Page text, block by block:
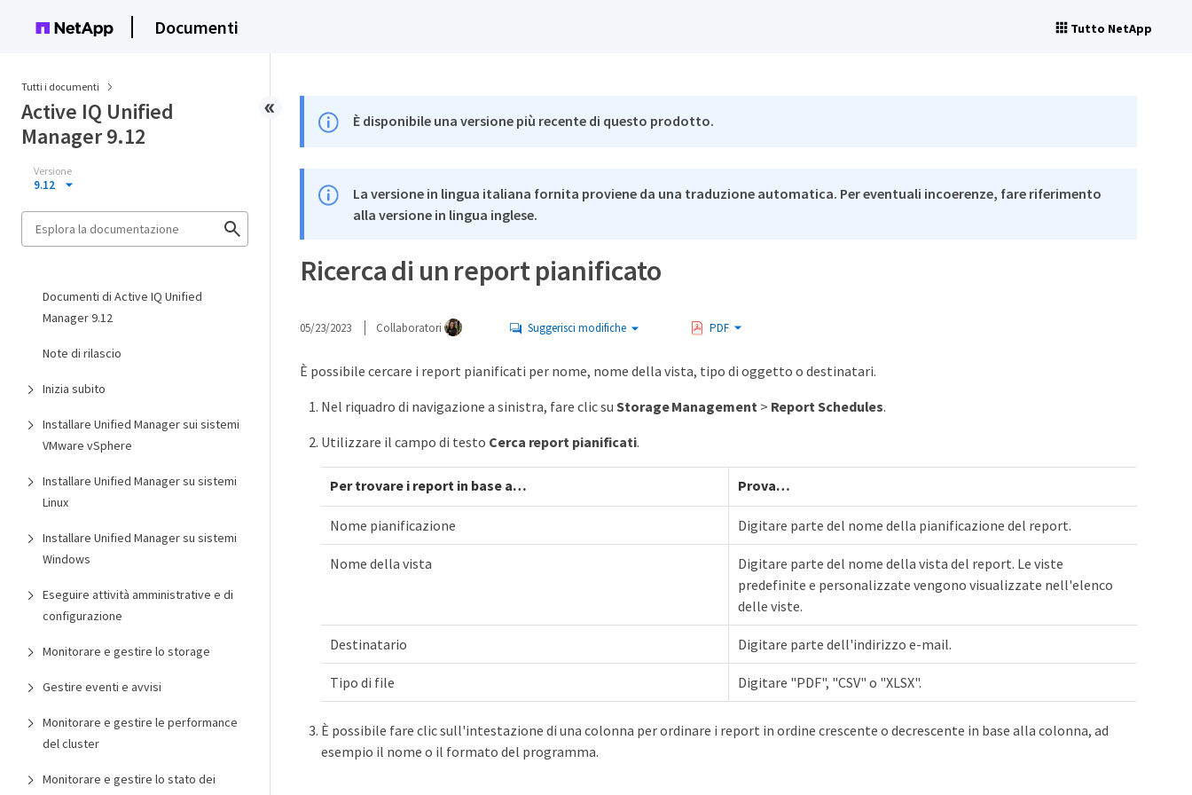
Documenti Tutto NetApp
Tutti i documenti
Active IQ Unified
Manager 9.12
Versione
9.12
Documenti di Active IQ Unified
Manager 9.12
Note di rilascio
Inizia subito
Installare Unified Manager sui sistemi
VMware vSphere
Installare Unified Manager su sistemi
Linux
Installare Unified Manager su sistemi
Windows
Eseguire attività amministrative e di
configurazione
Monitorare e gestire lo storage
Gestire eventi e avvisi
Monitorare e gestire le performance
del cluster
Monitorare e gestire lo stato dei
È disponibile una versione più recente di questo prodotto.
La versione in lingua italiana fornita proviene da una traduzione automatica. Per eventuali incoerenze, fare riferimento
alla versione in lingua inglese.
Ricerca di un report pianificato
05/23/2023 Collaboratori Suggerisci modifiche PDF
È possibile cercare i report pianificati per nome, nome della vista, tipo di oggetto o destinatari.
Nel riquadro di navigazione a sinistra, fare clic su Storage Management> Report Schedules.
Utilizzare il campo di testo Cerca report pianificati.
Per trovare i report in base a…​ Prova…​
Nome pianificazione Digitare parte del nome della pianificazione del report.
Nome della vista
Digitare parte del nome della vista del report. Le viste
predefinite e personalizzate vengono visualizzate nell'elenco
delle viste.
Destinatario Digitare parte dell'indirizzo e-mail.
Tipo di file Digitare "PDF", "CSV" o "XLSX".
È possibile fare clic sull'intestazione di una colonna per ordinare i report in ordine crescente o decrescente in base alla colonna, ad
esempio il nome o il formato del programma.